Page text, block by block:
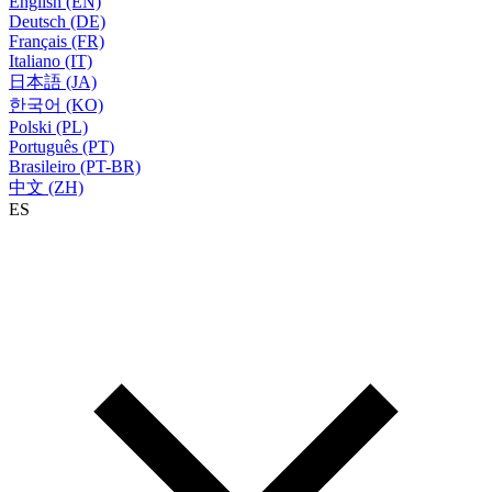
Deutsch (DE)
Français (FR)
Italiano (IT)
日本語 (JA)
한국어 (KO)
Polski (PL)
Português (PT)
Brasileiro (PT-BR)
中文 (ZH)
ES